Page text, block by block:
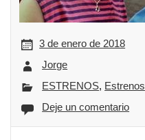
3 de enero de 2018
Jorge
ESTRENOS, Estrenos
Deje un comentario